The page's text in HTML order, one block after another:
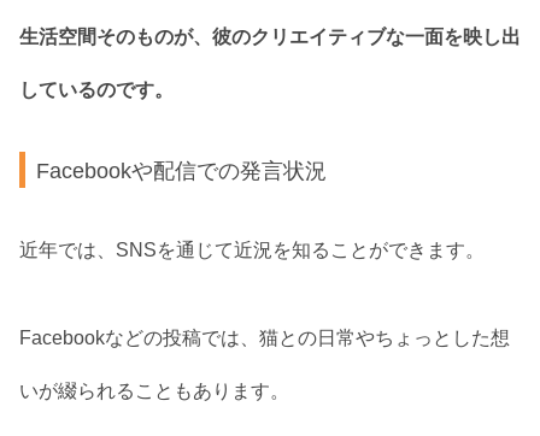
生活空間そのものが、彼のクリエイティブな一面を映し出
しているのです。
Facebookや配信での発言状況
近年では、SNSを通じて近況を知ることができます。
Facebookなどの投稿では、猫との日常やちょっとした想
いが綴られることもあります。